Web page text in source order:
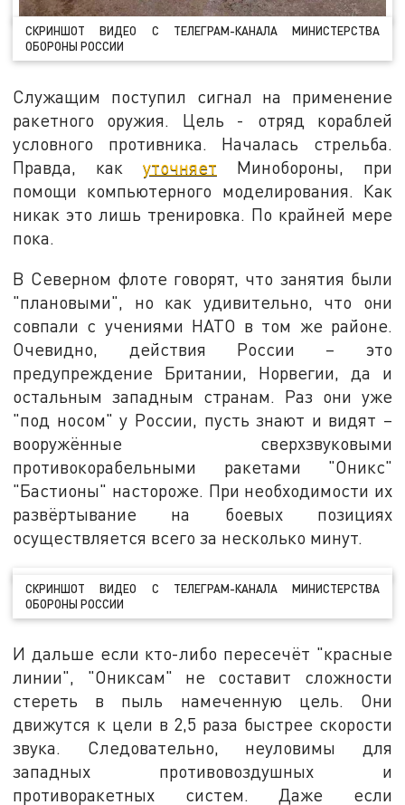
СКРИНШОТ ВИДЕО С ТЕЛЕГРАМ-КАНАЛА МИНИСТЕРСТВА
ОБОРОНЫ РОССИИ
Служащим поступил сигнал на применение
ракетного оружия. Цель - отряд кораблей
условного противника. Началась стрельба.
Правда, как уточняет Минобороны, при
помощи компьютерного моделирования. Как
никак это лишь тренировка. По крайней мере
пока.
В Северном флоте говорят, что занятия были
"плановыми", но как удивительно, что они
совпали с учениями НАТО в том же районе.
Очевидно, действия России – это
предупреждение Британии, Норвегии, да и
остальным западным странам. Раз они уже
"под носом" у России, пусть знают и видят –
вооружённые сверхзвуковыми
противокорабельными ракетами "Оникс"
"Бастионы" настороже. При необходимости их
развёртывание на боевых позициях
осуществляется всего за несколько минут.
СКРИНШОТ ВИДЕО С ТЕЛЕГРАМ-КАНАЛА МИНИСТЕРСТВА
ОБОРОНЫ РОССИИ
И дальше если кто-либо пересечёт "красные
линии", "Ониксам" не составит сложности
стереть в пыль намеченную цель. Они
движутся к цели в 2,5 раза быстрее скорости
звука. Следовательно, неуловимы для
западных противовоздушных и
противоракетных систем. Даже если